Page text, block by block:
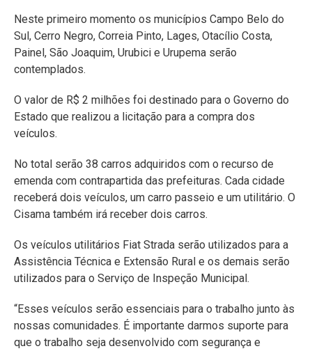
Neste primeiro momento os municípios Campo Belo do
Sul, Cerro Negro, Correia Pinto, Lages, Otacílio Costa,
Painel, São Joaquim, Urubici e Urupema serão
contemplados.
O valor de R$ 2 milhões foi destinado para o Governo do
Estado que realizou a licitação para a compra dos
veículos.
No total serão 38 carros adquiridos com o recurso de
emenda com contrapartida das prefeituras. Cada cidade
receberá dois veículos, um carro passeio e um utilitário. O
Cisama também irá receber dois carros.
Os veículos utilitários Fiat Strada serão utilizados para a
Assistência Técnica e Extensão Rural e os demais serão
utilizados para o Serviço de Inspeção Municipal.
“Esses veículos serão essenciais para o trabalho junto às
nossas comunidades. É importante darmos suporte para
que o trabalho seja desenvolvido com segurança e